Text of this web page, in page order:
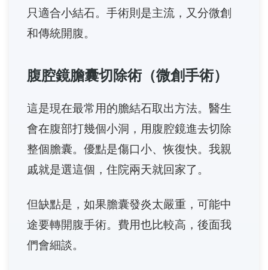
只適合小結石。手術則是主流，又分微創
和傳統開腹。
腹腔鏡膽囊切除術（微創手術）
這是現在最常用的膽結石取出方法。醫生
會在腹部打幾個小洞，用腹腔鏡進去切除
整個膽囊。優點是傷口小、恢復快。我親
戚就是選這個，住院兩天就回家了。
但缺點是，如果膽囊發炎太嚴重，可能中
途要轉開腹手術。費用也比較高，後面我
們會細談。